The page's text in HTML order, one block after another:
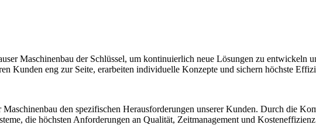
Maschinenbau der Schlüssel, um kontinuierlich neue Lösungen zu entwickeln
Kunden eng zur Seite, erarbeiten individuelle Konzepte und sichern höchste
den spezifischen Herausforderungen unserer Kunden. Durch die
die höchsten Anforderungen an Qualität, Zeitmanagement und